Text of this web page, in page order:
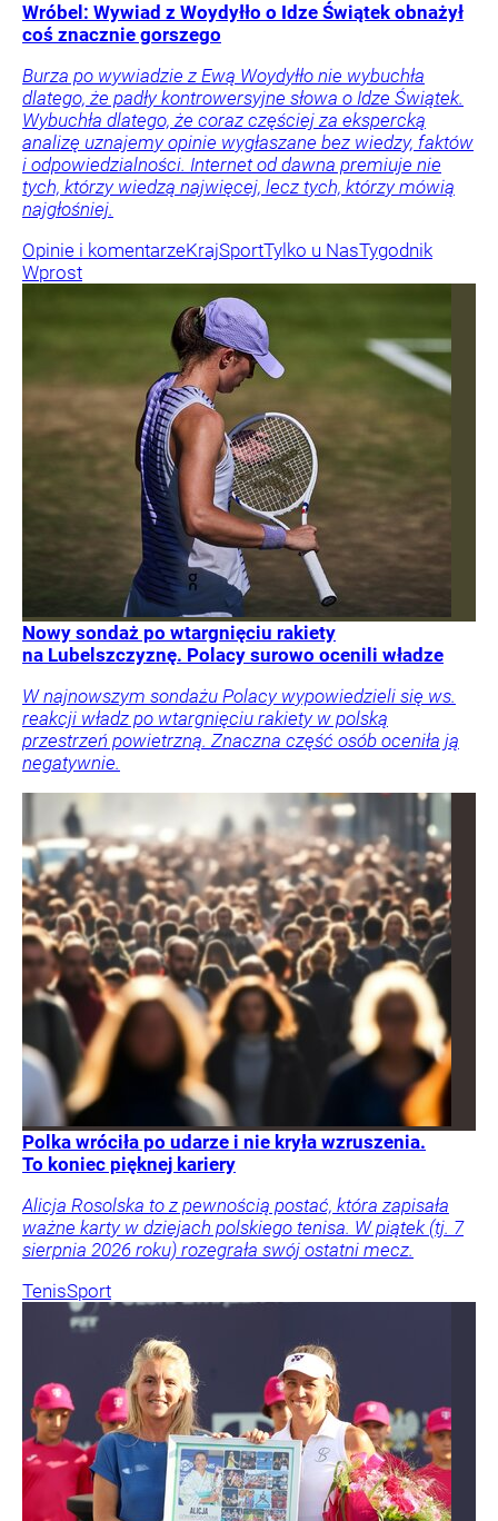
Wróbel: Wywiad z Woydyłło o Idze Świątek obnażył
coś znacznie gorszego
Burza po wywiadzie z Ewą Woydyłło nie wybuchła
dlatego, że padły kontrowersyjne słowa o Idze Świątek.
Wybuchła dlatego, że coraz częściej za ekspercką
analizę uznajemy opinie wygłaszane bez wiedzy, faktów
i odpowiedzialności. Internet od dawna premiuje nie
tych, którzy wiedzą najwięcej, lecz tych, którzy mówią
najgłośniej.
Opinie i komentarzeKrajSportTylko u NasTygodnik
Wprost
Nowy sondaż po wtargnięciu rakiety
na Lubelszczyznę. Polacy surowo ocenili władze
W najnowszym sondażu Polacy wypowiedzieli się ws.
reakcji władz po wtargnięciu rakiety w polską
przestrzeń powietrzną. Znaczna część osób oceniła ją
negatywnie.
Polka wróciła po udarze i nie kryła wzruszenia.
To koniec pięknej kariery
Alicja Rosolska to z pewnością postać, która zapisała
ważne karty w dziejach polskiego tenisa. W piątek (tj. 7
sierpnia 2026 roku) rozegrała swój ostatni mecz.
TenisSport